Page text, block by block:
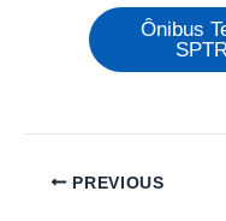
Ônibus
PREVIOUS